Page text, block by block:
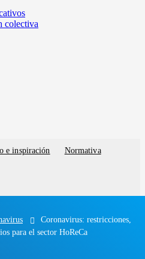
colectiva
e inspiración Normativa
Coronavirus: restricciones,
para el sector HoReCa